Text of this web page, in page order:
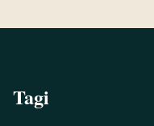
Tagi